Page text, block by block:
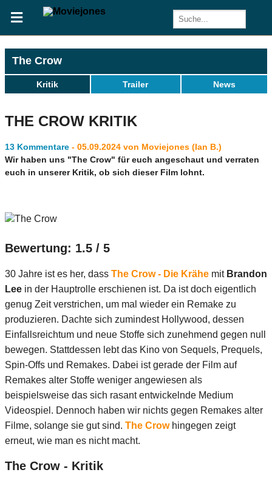
The Crow
Kritik Trailer News
THE CROW KRITIK
13 Kommentare - 05.09.2024 von Moviejones (Ian B.)
Wir haben uns "The Crow" für euch angeschaut und verraten
euch in unserer Kritik, ob sich dieser Film lohnt.
Bewertung: 1.5 / 5
30 Jahre ist es her, dass The Crow - Die Krähe mit Brandon
Lee in der Hauptrolle erschienen ist. Da ist doch eigentlich
genug Zeit verstrichen, um mal wieder ein Remake zu
produzieren. Dachte sich zumindest Hollywood, dessen
Einfallsreichtum und neue Stoffe sich zunehmend gegen null
bewegen. Stattdessen lebt das Kino von Sequels, Prequels,
Spin-Offs und Remakes. Dabei ist gerade der Film auf
Remakes alter Stoffe weniger angewiesen als
beispielsweise das sich rasant entwickelnde Medium
Videospiel. Dennoch haben wir nichts gegen Remakes alter
Filme, solange sie gut sind. The Crowhingegen zeigt
erneut, wie man es nicht macht.
The Crow - Kritik